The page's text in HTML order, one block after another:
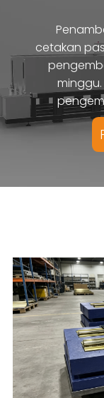
cetakan
komposit